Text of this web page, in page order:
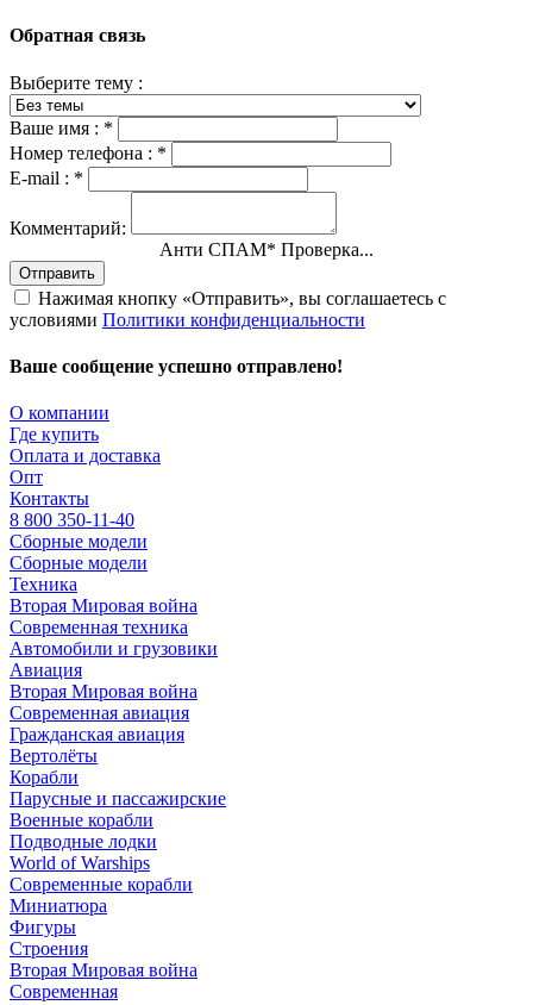
Обратная связь
Выберите тему :
Ваше имя : *
Номер телефона : *
E-mail : *
Комментарий:
Анти СПАМ* Проверка...
Отправить
Нажимая кнопку «Отправить», вы соглашаетесь с
условиями Политики конфиденциальности
Ваше сообщение успешно отправлено!
О компании
Где купить
Оплата и доставка
Опт
Контакты
8 800 350-11-40
Сборные модели
Сборные модели
Техника
Вторая Мировая война
Современная техника
Автомобили и грузовики
Авиация
Вторая Мировая война
Современная авиация
Гражданская авиация
Вертолёты
Корабли
Парусные и пассажирские
Военные корабли
Подводные лодки
World of Warships
Современные корабли
Миниатюра
Фигуры
Строения
Вторая Мировая война
Современная